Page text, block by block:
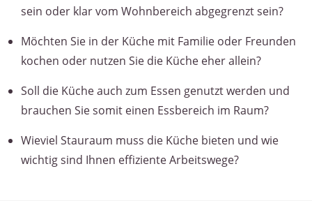
sein oder klar vom Wohnbereich abgegrenzt sein?
Möchten Sie in der Küche mit Familie oder Freunden
kochen oder nutzen Sie die Küche eher allein?
Soll die Küche auch zum Essen genutzt werden und
brauchen Sie somit einen Essbereich im Raum?
Wieviel Stauraum muss die Küche bieten und wie
wichtig sind Ihnen effiziente Arbeitswege?